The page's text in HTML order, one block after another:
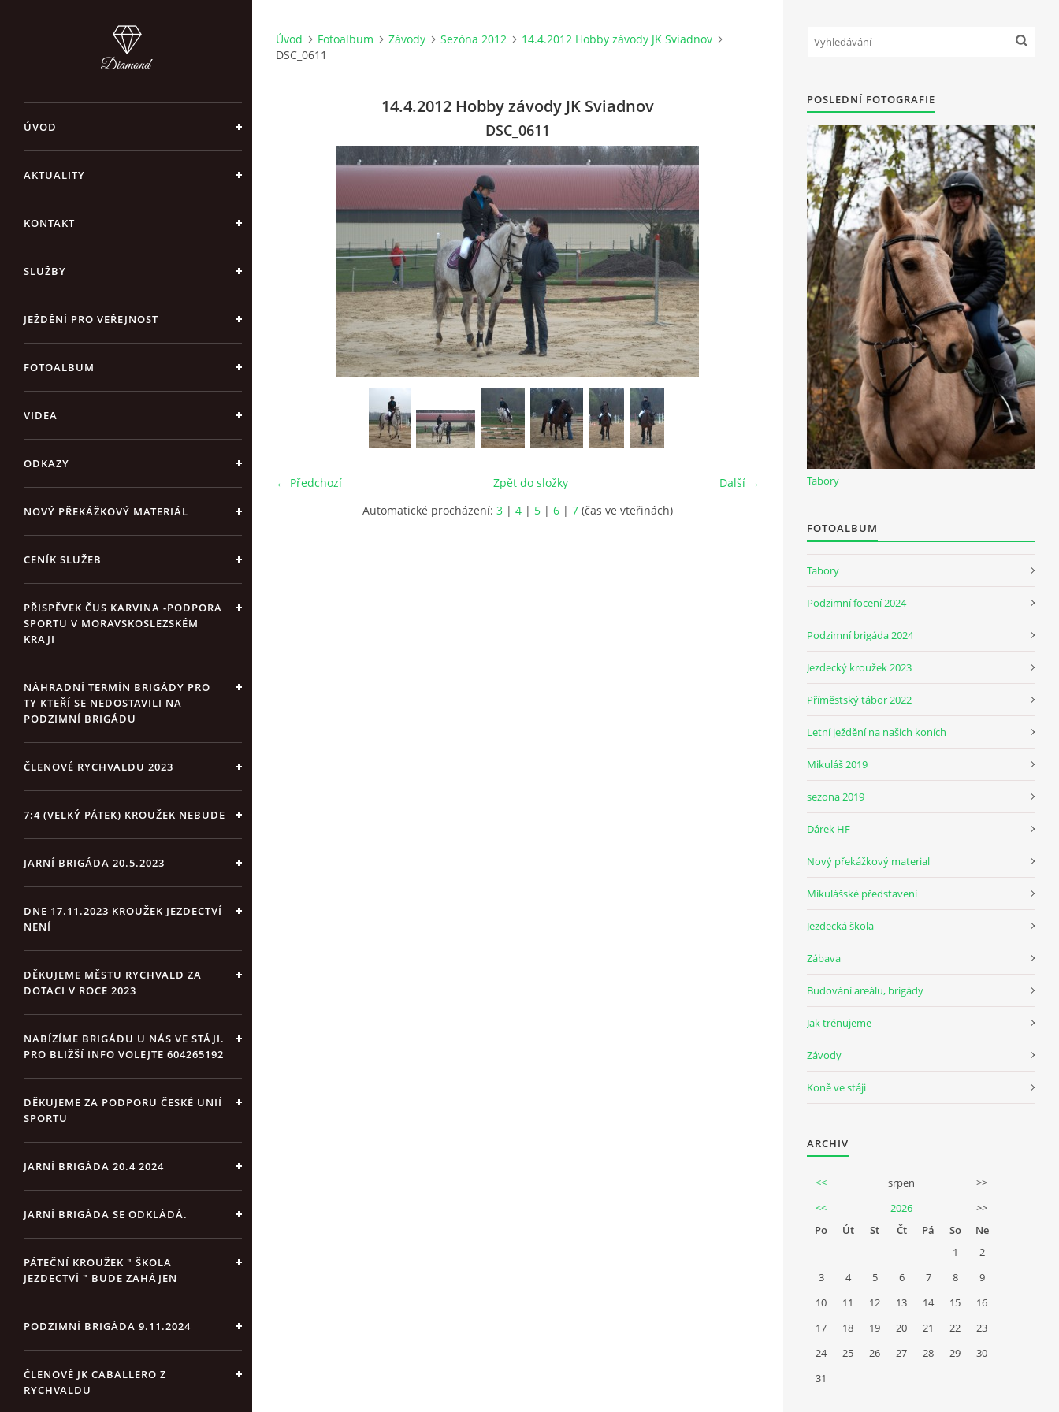
ÚVOD
AKTUALITY
KONTAKT
SLUŽBY
JEŽDĚNÍ PRO VEŘEJNOST
FOTOALBUM
VIDEA
ODKAZY
NOVÝ PŘEKÁŽKOVÝ MATERIÁL
CENÍK SLUŽEB
PŘISPĚVEK ČUS KARVINA -PODPORA
SPORTU V MORAVSKOSLEZSKÉM
KRAJI
NÁHRADNÍ TERMÍN BRIGÁDY PRO
TY KTEŘÍ SE NEDOSTAVILI NA
PODZIMNÍ BRIGÁDU
ČLENOVÉ RYCHVALDU 2023
7:4 (VELKÝ PÁTEK) KROUŽEK NEBUDE
JARNÍ BRIGÁDA 20.5.2023
DNE 17.11.2023 KROUŽEK JEZDECTVÍ
NENÍ
DĚKUJEME MĚSTU RYCHVALD ZA
DOTACI V ROCE 2023
NABÍZÍME BRIGÁDU U NÁS VE STÁJI.
PRO BLIŽŠÍ INFO VOLEJTE 604265192
DĚKUJEME ZA PODPORU ČESKÉ UNIÍ
SPORTU
JARNÍ BRIGÁDA 20.4 2024
JARNÍ BRIGÁDA SE ODKLÁDÁ.
PÁTEČNÍ KROUŽEK " ŠKOLA
JEZDECTVÍ " BUDE ZAHÁJEN
PODZIMNÍ BRIGÁDA 9.11.2024
ČLENOVÉ JK CABALLERO Z
RYCHVALDU
Úvod Fotoalbum Závody Sezóna 2012
14.4.2012 Hobby závody JK Sviadnov
DSC_0611
14.4.2012 Hobby závody JK Sviadnov
DSC_0611
← Předchozí Další →
Zpět do složky
Automatické procházení: 3 | 4 | 5 | 6 | 7 (čas ve vteřinách)
POSLEDNÍ FOTOGRAFIE
Tabory
FOTOALBUM
Tabory
Podzimní focení 2024
Podzimní brigáda 2024
Jezdecký kroužek 2023
Příměstský tábor 2022
Letní ježdění na našich koních
Mikuláš 2019
sezona 2019
Dárek HF
Nový překážkový material
Mikulášské představení
Jezdecká škola
Zábava
Budování areálu, brigády
Jak trénujeme
Závody
Koně ve stáji
ARCHIV
<< srpen
>>
<<
2026
>>
Po
Út St Čt Pá So
Ne
1
2
3
4 5 6 7 8
9
10
11 12 13 14 15
16
17
18 19 20 21 22
23
24
25 26 27 28 29
30
31